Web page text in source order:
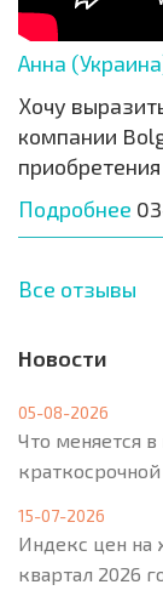
Анна
Хочу
компании
Подробнее
Все отзывы
Новости
05-08-2026
Что меняется
15-07-2026
Индекс цен на
квартал 2026